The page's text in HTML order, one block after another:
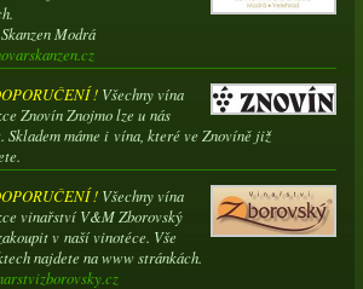
Modrá
! Všechny vína
Znovín Znojmo lze u nás
Skladem máme i vína, které ve Znovíně již
! Všechny vína
vinařství V&M Zborovský
v naší vinotéce. Vše
najdete na www stránkách.